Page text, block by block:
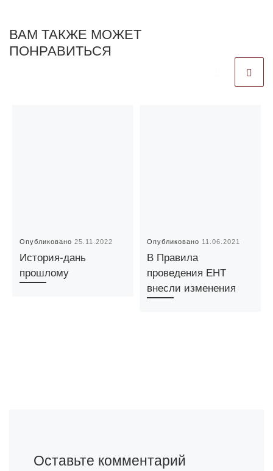
ВАМ ТАКЖЕ МОЖЕТ
ПОНРАВИТЬСЯ
Опубликовано25.11.2022
История-дань
прошлому
Опубликовано 11.06.2021
В Правила
проведения ЕНТ
внесли изменения
Оставьте комментарий